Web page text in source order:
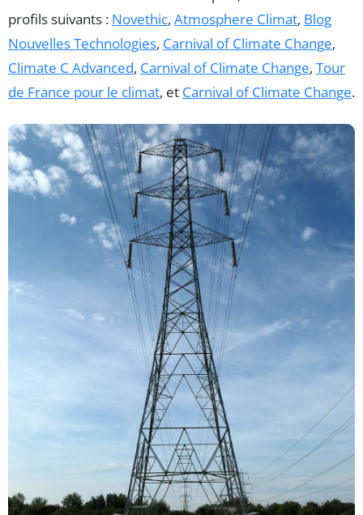
profils suivants : Novethic, Atmosphere Climat, Blog
Nouvelles Technologies, Carnival of Climate Change,
Climate C Advanced, Carnival of Climate Change, Tour
de France pour le climat, et Carnival of Climate Change.